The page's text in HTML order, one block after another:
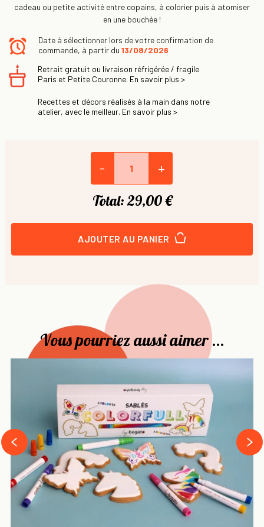
cadeau ou petite activité entre copains, à colorier puis à atomiser
en une bouchée !
Date à sélectionner lors de votre confirmation de
commande, à partir du 13/08/2026
Retrait gratuit ou livraison réfrigérée / fragile
Paris et Petite Couronne. En savoir plus >
Recettes et décors réalisés à la main dans notre
atelier, avec le meilleur. En savoir plus >
- +
Total: 29,00 €
AJOUTER AU PANIER
Vous pourriez aussi aimer ...
‹
›